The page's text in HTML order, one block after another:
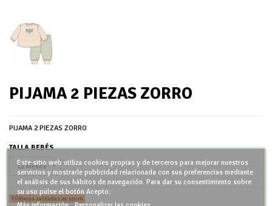
PIJAMA 2 PIEZAS ZORRO
PIJAMA 2 PIEZAS ZORRO
TALLA BEBÉS
Últimas unidades en stock
Este sitio web utiliza cookies propias y de terceros para mejorar nuestros
servicios y mostrarle publicidad relacionada con sus preferencias mediante
el análisis de sus hábitos de navegación. Para dar su consentimiento sobre
su uso pulse el botón Acepto.